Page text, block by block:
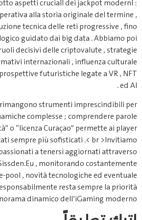
I
fonti